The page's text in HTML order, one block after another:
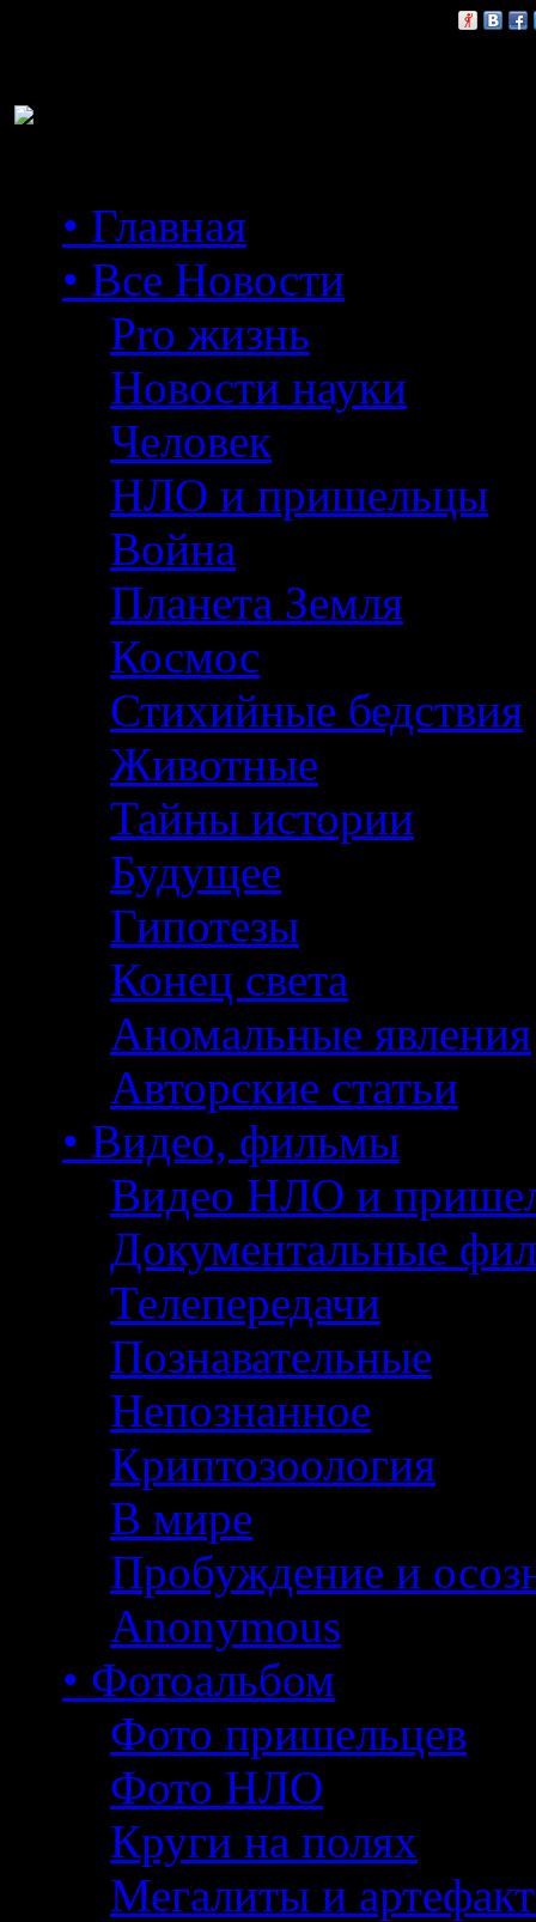
• Главная
• Все Новости
Pro жизнь
Новости науки
Человек
НЛО и пришельцы
Война
Планета Земля
Космос
Стихийные бедствия
Животные
Тайны истории
Будущее
Гипотезы
Конец света
Аномальные явления
Авторские статьи
• Видео, фильмы
Видео НЛО и
Документальные
Телепередачи
Познавательные
Непознанное
Криптозоология
В мире
Пробуждение и
Anonymous
• Фотоальбом
Фото пришельцев
Фото НЛО
Круги на полях
Мегалиты и